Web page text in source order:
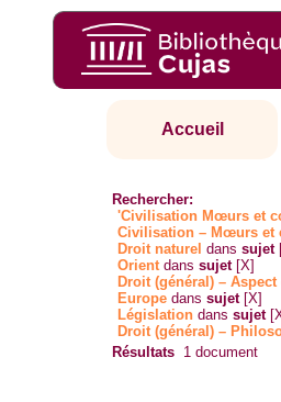
Accueil
Rechercher:
'Civilisation Mœurs et
Civilisation – Mœurs et
Droit naturel danssujet
Orientdanssujet [X]
Droit (général) –
Europe danssujet [X]
Législation danssujet
Droit (général) –
Résultats 1 document